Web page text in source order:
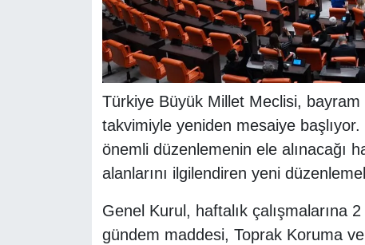
Türkiye Büyük Millet Meclisi, bayram
takvimiyle yeniden mesaiye
önemli düzenlemenin ele alınacağı
alanlarını ilgilendiren yeni
Genel Kurul, haftalık çalışmalarına
gündem maddesi, Toprak Koruma ve